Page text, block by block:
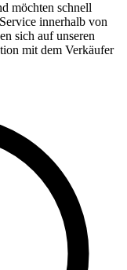
möchten schnell
innerhalb von
sich auf unseren
mit dem Verkäufer